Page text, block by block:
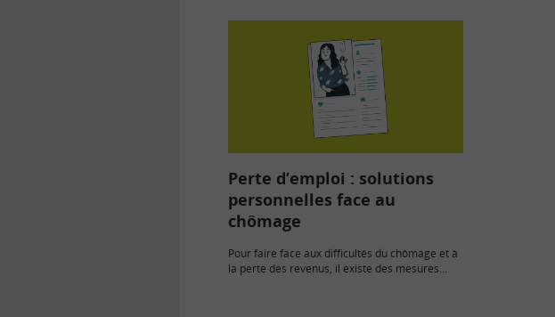
Perte d’emploi : solutions
personnelles face au
chômage
Pour faire face aux difficultés du chômage et à
la perte des revenus, il existe des mesures